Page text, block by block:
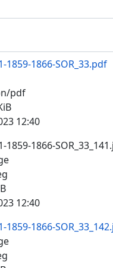
1859-1866-SOR_33.pdf
pdf
12:40
1859-1866-
12:40
1859-1866-